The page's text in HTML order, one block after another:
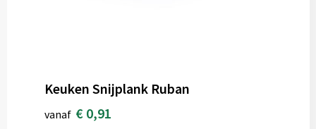
Keuken Snijplank Ruban
vanaf € 0,91